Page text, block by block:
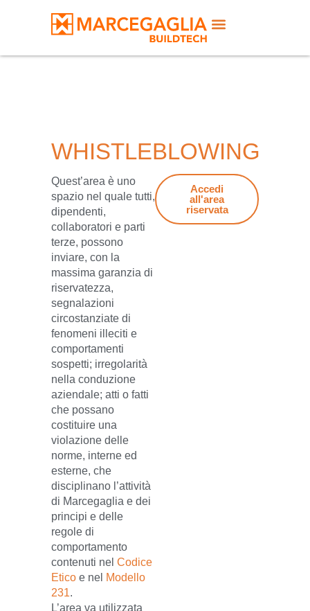
WHISTLEBLOWING
Quest’area è uno
spazio nel quale tutti,
dipendenti,
collaboratori e parti
terze, possono
inviare, con la
massima garanzia di
riservatezza,
segnalazioni
circostanziate di
fenomeni illeciti e
comportamenti
sospetti; irregolarità
nella conduzione
aziendale; atti o fatti
che possano
costituire una
violazione delle
norme, interne ed
esterne, che
disciplinano l’attività
di Marcegaglia e dei
principi e delle
regole di
comportamento
contenuti nel Codice
Etico e nel Modello
231.
L’area va utilizzata
Accedi
all'area
riservata